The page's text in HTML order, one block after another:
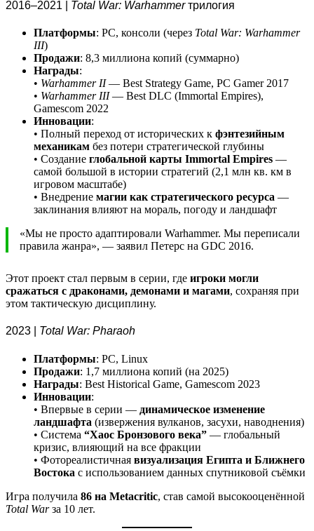
2016–2021 | Total War: Warhammerтрилогия
Платформы: PC, консоли (через Total War: Warhammer
III)
Продажи: 8,3 миллиона копий (суммарно)
Награды:
• Warhammer II— Best Strategy Game, PC Gamer 2017
• Warhammer III— Best DLC (Immortal Empires),
Gamescom 2022
Инновации:
• Полный переход от исторических к фэнтезийным
механикам без потери стратегической глубины
• Создание глобальной карты Immortal Empires —
самой большой в истории стратегий (2,1 млн кв. км в
игровом масштабе)
• Внедрение магии как стратегического ресурса —
заклинания влияют на мораль, погоду и ландшафт
«Мы не просто адаптировали Warhammer. Мы переписали
правила жанра», — заявил Петерс на GDC 2016.
Этот проект стал первым в серии, где игроки могли
сражаться с драконами, демонами и магами, сохраняя при
этом тактическую дисциплину.
2023 | Total War: Pharaoh
Платформы: PC, Linux
Продажи: 1,7 миллиона копий (на 2025)
Награды: Best Historical Game, Gamescom 2023
Инновации:
• Впервые в серии — динамическое изменение
ландшафта (извержения вулканов, засухи, наводнения)
• Система “Хаос Бронзового века” — глобальный
кризис, влияющий на все фракции
• Фотореалистичная визуализация Египта и Ближнего
Востока с использованием данных спутниковой съёмки
Игра получила 86 на Metacritic, став самой высокооценённой
Total Warза 10 лет.